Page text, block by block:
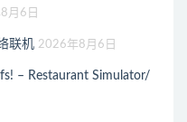
月6日
联机 2026年8月6日
– Restaurant Simulator/